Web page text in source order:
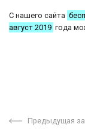
С нашего сайта
август 2019 года
Предыдущая